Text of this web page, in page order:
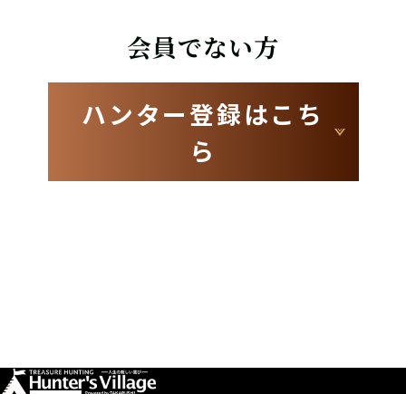
会員でない方
ハンター登録はこち
ら